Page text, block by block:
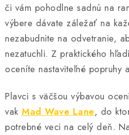
či vám pohodlne sadnú na
výbere dávate záležať na
nezabudnite na odvetranie,
nezatuchli. Z praktického
oceníte nastaviteľné popruhy
Plavci s väčšou výbavou
vak Mad Wave Lane, do
potrebné veci na celý deň.